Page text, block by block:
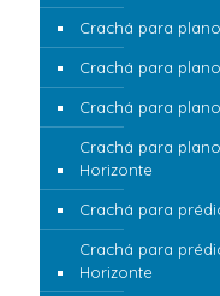
Crachá para
Crachá para
Crachá para
Crachá para
Horizonte
Crachá para
Crachá para
Horizonte